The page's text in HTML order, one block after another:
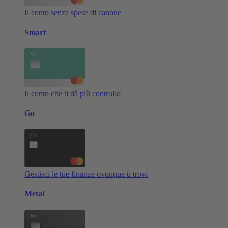
Il conto senza spese di canone
Smart
Il conto che ti dà più controllo
Go
Gestisci le tue finanze ovunque ti trovi
Metal